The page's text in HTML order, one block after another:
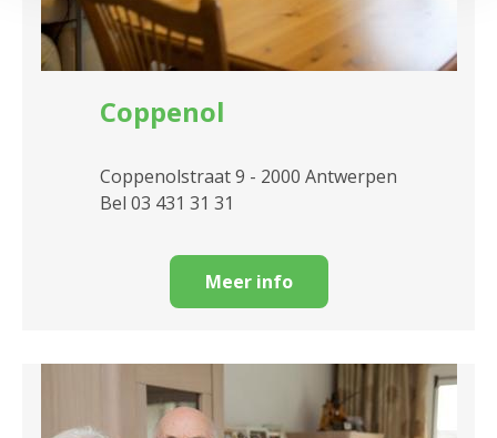
Coppenol
Coppenolstraat 9 - 2000 Antwerpen
Bel 03 431 31 31
Meer info